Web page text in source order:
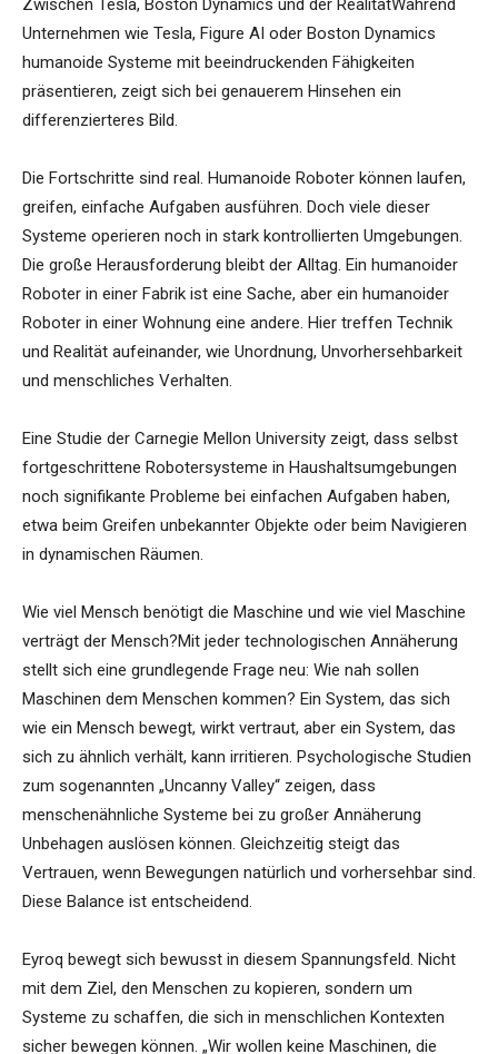
Zwischen Tesla, Boston Dynamics und der RealitätWährend
Unternehmen wie Tesla, Figure AI oder Boston Dynamics
humanoide Systeme mit beeindruckenden Fähigkeiten
präsentieren, zeigt sich bei genauerem Hinsehen ein
differenzierteres Bild.
Die Fortschritte sind real. Humanoide Roboter können laufen,
greifen, einfache Aufgaben ausführen. Doch viele dieser
Systeme operieren noch in stark kontrollierten Umgebungen.
Die große Herausforderung bleibt der Alltag. Ein humanoider
Roboter in einer Fabrik ist eine Sache, aber ein humanoider
Roboter in einer Wohnung eine andere. Hier treffen Technik
und Realität aufeinander, wie Unordnung, Unvorhersehbarkeit
und menschliches Verhalten.
Eine Studie der Carnegie Mellon University zeigt, dass selbst
fortgeschrittene Robotersysteme in Haushaltsumgebungen
noch signifikante Probleme bei einfachen Aufgaben haben,
etwa beim Greifen unbekannter Objekte oder beim Navigieren
in dynamischen Räumen.
Wie viel Mensch benötigt die Maschine und wie viel Maschine
verträgt der Mensch?Mit jeder technologischen Annäherung
stellt sich eine grundlegende Frage neu: Wie nah sollen
Maschinen dem Menschen kommen? Ein System, das sich
wie ein Mensch bewegt, wirkt vertraut, aber ein System, das
sich zu ähnlich verhält, kann irritieren. Psychologische Studien
zum sogenannten „Uncanny Valley“ zeigen, dass
menschenähnliche Systeme bei zu großer Annäherung
Unbehagen auslösen können. Gleichzeitig steigt das
Vertrauen, wenn Bewegungen natürlich und vorhersehbar sind.
Diese Balance ist entscheidend.
Eyroq bewegt sich bewusst in diesem Spannungsfeld. Nicht
mit dem Ziel, den Menschen zu kopieren, sondern um
Systeme zu schaffen, die sich in menschlichen Kontexten
sicher bewegen können. „Wir wollen keine Maschinen, die